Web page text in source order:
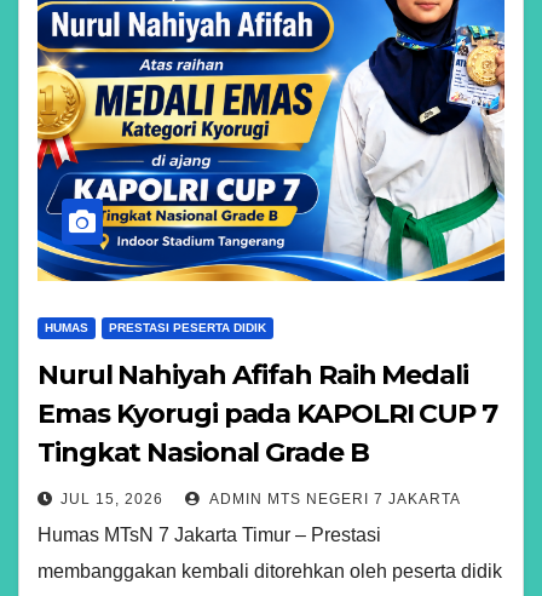
HUMAS PRESTASI PESERTA DIDIK
Nurul Nahiyah Afifah Raih Medali
Emas Kyorugi pada KAPOLRI CUP 7
Tingkat Nasional Grade B
JUL 15, 2026 ADMIN MTS NEGERI 7 JAKARTA
Humas MTsN 7 Jakarta Timur – Prestasi
membanggakan kembali ditorehkan oleh peserta didik